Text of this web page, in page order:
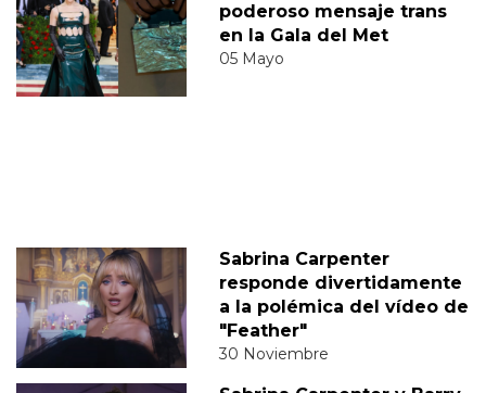
poderoso mensaje trans
en la Gala del Met
05 Mayo
Sabrina Carpenter
responde divertidamente
a la polémica del vídeo de
"Feather"
30 Noviembre